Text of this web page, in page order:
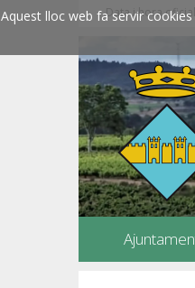
Aquest lloc web fa servir
Data i hora